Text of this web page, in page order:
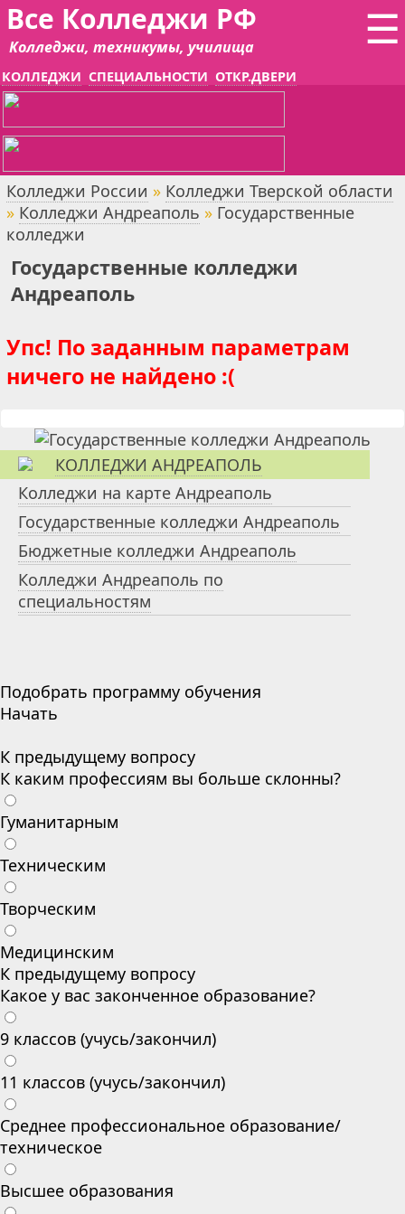
☰
Все Колледжи РФ
Колледжи, техникумы, училища
КОЛЛЕДЖИ СПЕЦИАЛЬНОСТИ ОТКР.ДВЕРИ
Колледжи России » Колледжи Тверской области
» Колледжи Андреаполь » Государственные
колледжи
Государственные колледжи
Андреаполь
Упс! По заданным параметрам
ничего не найдено :(
КОЛЛЕДЖИ АНДРЕАПОЛЬ
Колледжи на карте Андреаполь
Государственные колледжи Андреаполь
Бюджетные колледжи Андреаполь
Колледжи Андреаполь по
специальностям
Подобрать программу обучения
Начать
К предыдущему вопросу
К каким профессиям вы больше склонны?
Гуманитарным
Техническим
Творческим
Медицинским
К предыдущему вопросу
Какое у вас законченное образование?
9 классов (учусь/закончил)
11 классов (учусь/закончил)
Среднее профессиональное образование/
техническое
Высшее образования